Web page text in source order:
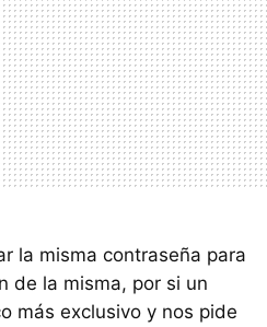
la misma contraseña para
de la misma, por si un
más exclusivo y nos pide